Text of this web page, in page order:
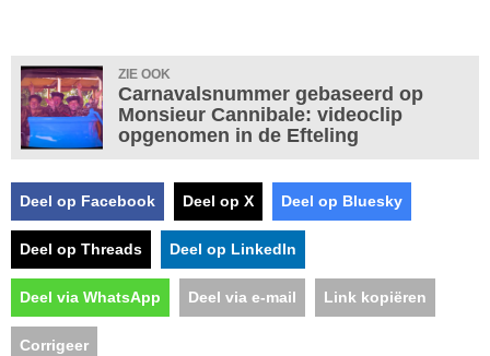
ZIE OOK
Carnavalsnummer gebaseerd op
Monsieur Cannibale: videoclip
opgenomen in de Efteling
Deel op Facebook Deel op X Deel op Bluesky
Deel op Threads Deel op LinkedIn
Deel via WhatsApp Deel via e-mail Link kopiëren
Corrigeer